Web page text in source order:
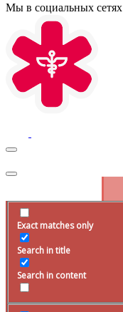
Мы в социальных сетях
Exact matches only
Search in title
Search in content